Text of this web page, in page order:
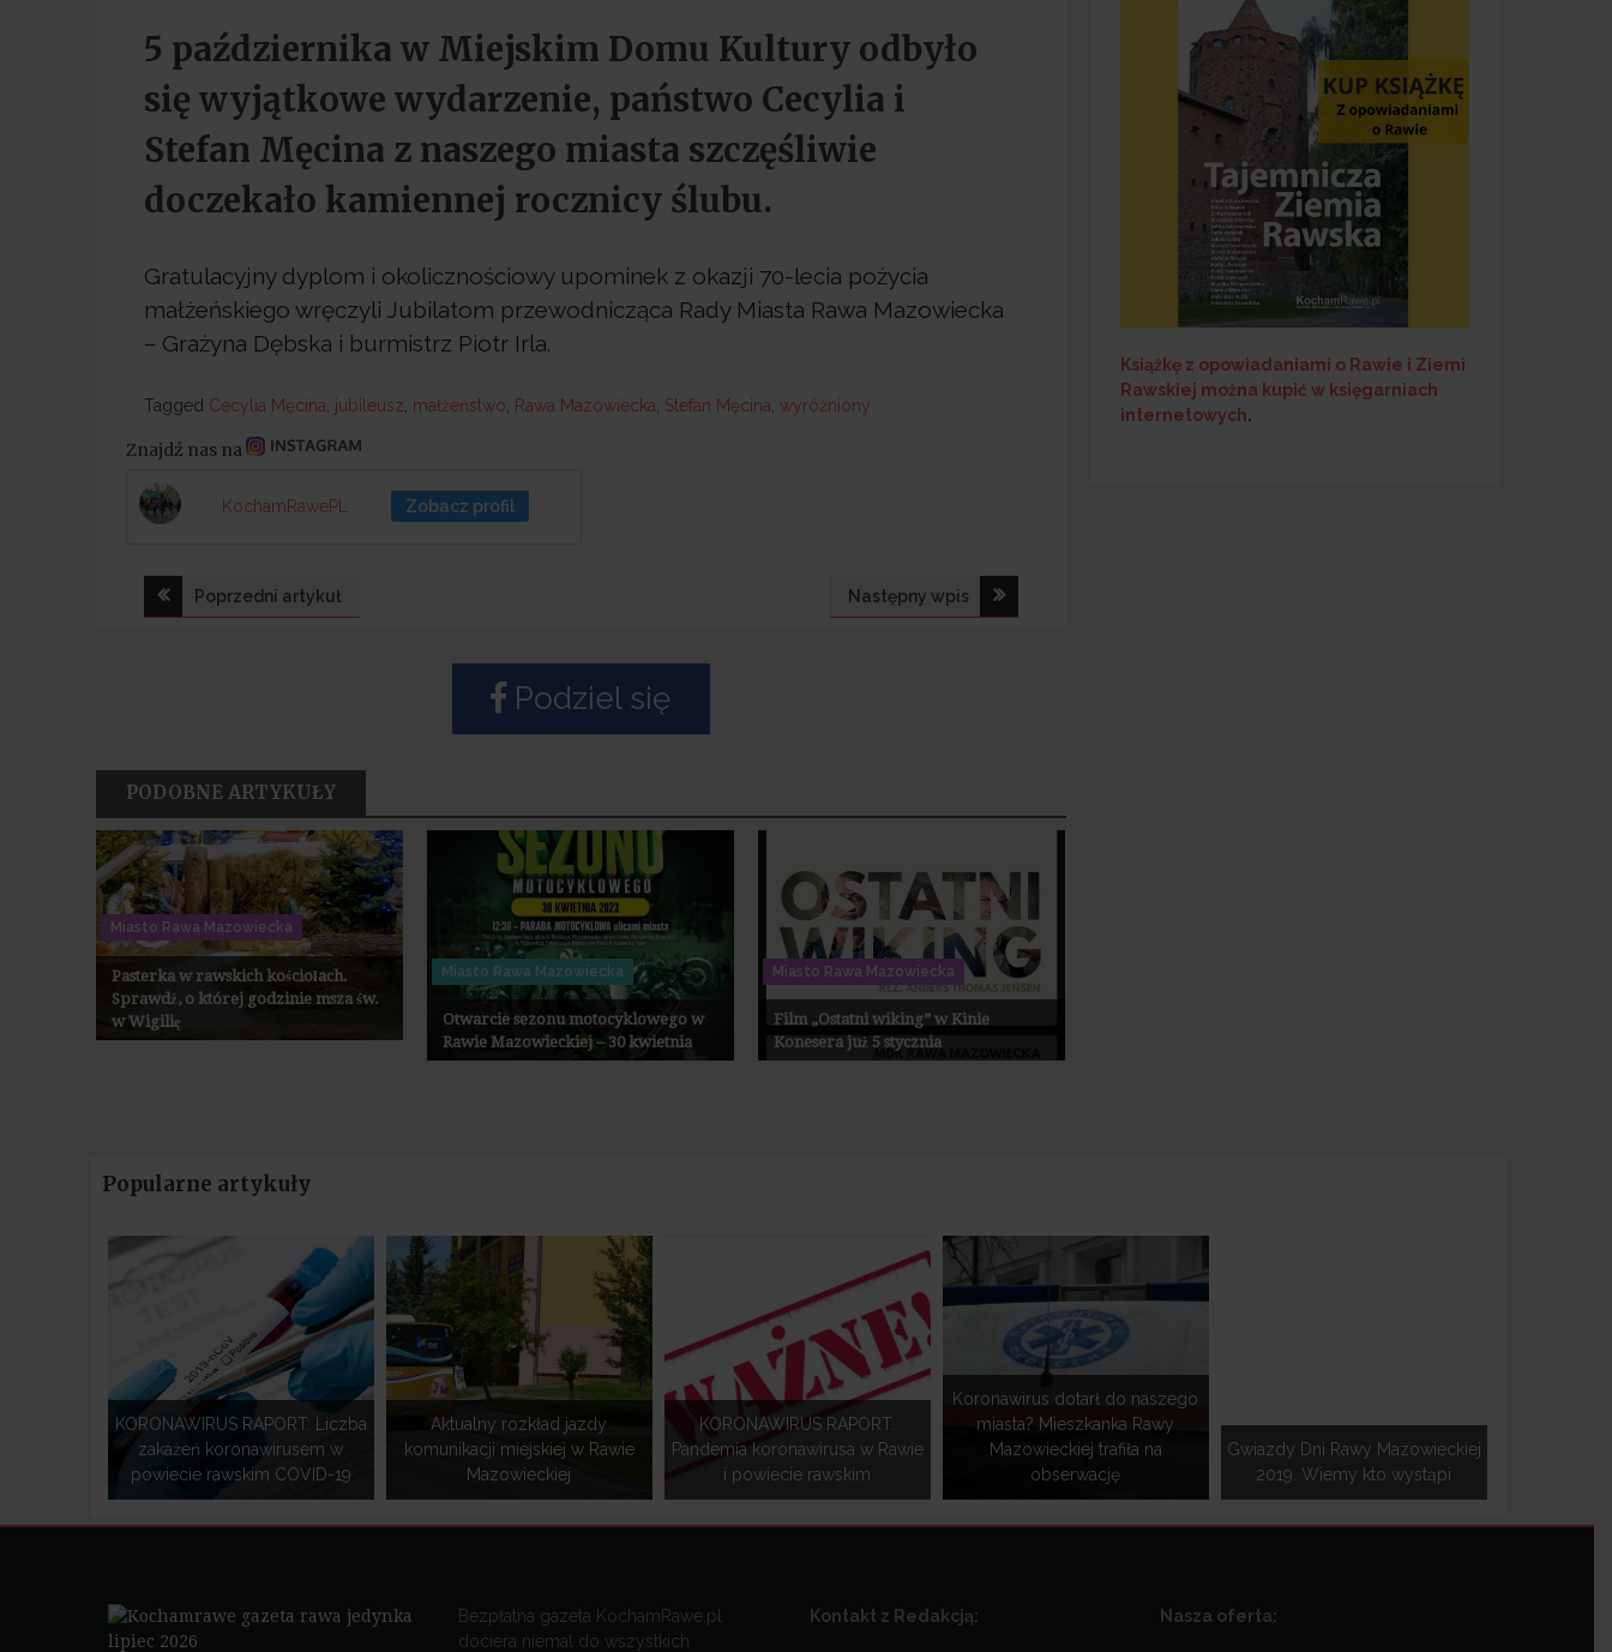
5 października w Miejskim Domu Kultury odbyło
się wyjątkowe wydarzenie, państwo Cecylia i
Stefan Męcina z naszego miasta szczęśliwie
doczekało kamiennej rocznicy ślubu.
Gratulacyjny dyplom i okolicznościowy upominek z okazji 70-lecia pożycia
małżeńskiego wręczyli Jubilatom przewodnicząca Rady Miasta Rawa Mazowiecka
– Grażyna Dębska i burmistrz Piotr Irla.
Tagged
Tagged Cecylia Męcina, jubileusz, małżeństwo, Rawa Mazowiecka, Stefan Męcina, wyróżniony
Znajdź nas na
KochamRawePL Zobacz profil
Nawigacja
Poprzedni artykuł Następny wpis
Podziel się
PODOBNE ARTYKUŁY
Miasto Rawa Mazowiecka
Pasterka w rawskich kościołach.
Sprawdź, o której godzinie msza św.
w Wigilię
Miasto Rawa Mazowiecka
Otwarcie sezonu motocyklowego w
Rawie Mazowieckiej – 30 kwietnia
Miasto Rawa Mazowiecka
Film „Ostatni wiking” w Kinie
Konesera już 5 stycznia
Książkę z opowiadaniami o Rawie i Ziemi
Rawskiej można kupić w księgarniach
internetowych.
Popularne artykuły
KORONAWIRUS RAPORT: Liczba
zakażeń koronawirusem w
powiecie rawskim COVID-19
Aktualny rozkład jazdy
komunikacji miejskiej w Rawie
Mazowieckiej
KORONAWIRUS RAPORT:
Pandemia koronawirusa w Rawie
i powiecie rawskim
Koronawirus dotarł do naszego
miasta? Mieszkanka Rawy
Mazowieckiej trafiła na
obserwację
Gwiazdy Dni Rawy Mazowieckiej
2019. Wiemy kto wystąpi
Bezpłatna gazeta KochamRawe.pl
dociera niemal do wszystkich
Kontakt z Redakcją: Nasza oferta: